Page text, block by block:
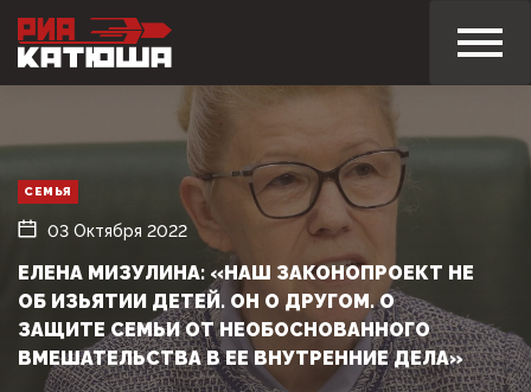
СЕМЬЯ
03 Октября 2022
ЕЛЕНА МИЗУЛИНА: «НАШ ЗАКОНОПРОЕКТ НЕ
ОБ ИЗЬЯТИИ ДЕТЕЙ. ОН О ДРУГОМ. О
ЗАЩИТЕ СЕМЬИ ОТ НЕОБОСНОВАННОГО
ВМЕШАТЕЛЬСТВА В ЕЕ ВНУТРЕННИЕ ДЕЛА»